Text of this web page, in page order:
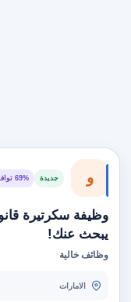
و جديدة 69% توافق
وظيفة سكرتيرة
يبحث عنك!
وظائف خالية
الامارات